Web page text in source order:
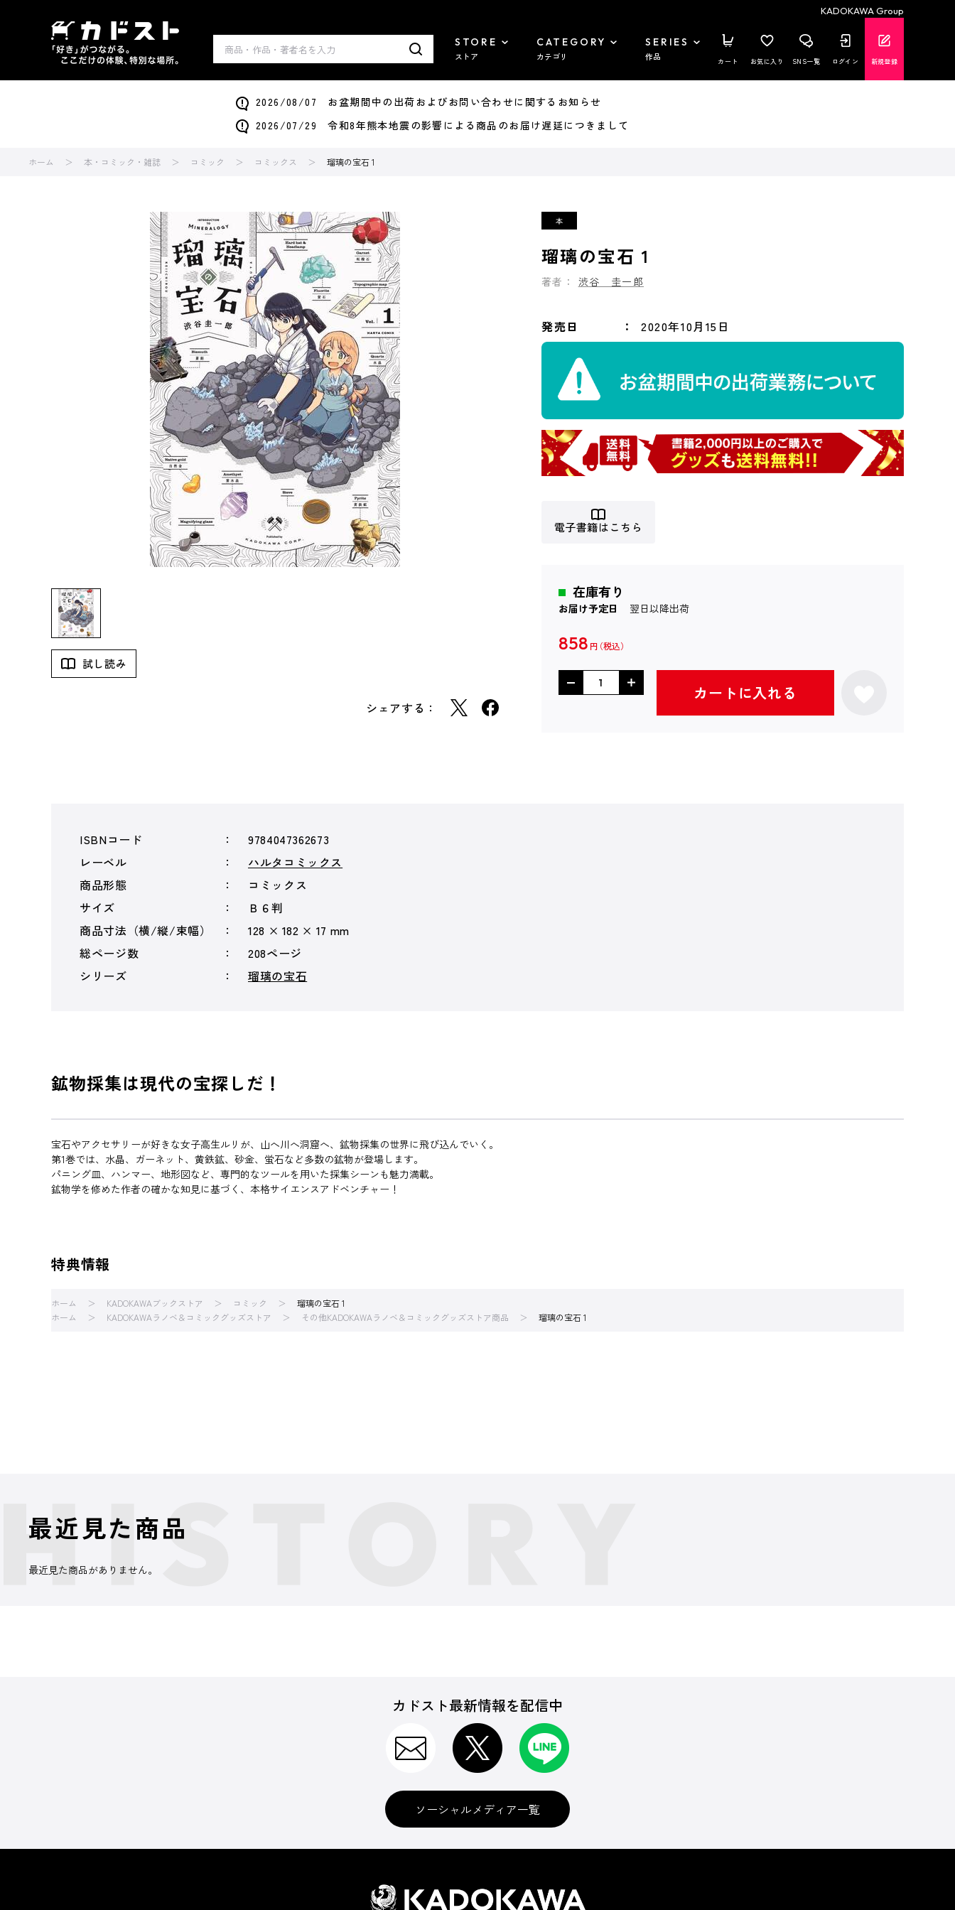
KADOKAWA Group
STORE
ストア
CATEGORY
カテゴリ
SERIES
作品 カート お気に入り SNS一覧 ログイン 新規登録
2026/08/07 お盆期間中の出荷およびお問い合わせに関するお知らせ
2026/07/29 令和8年熊本地震の影響による商品のお届け遅延につきまして
ホーム 本・コミック・雑誌 コミック コミックス 瑠璃の宝石 1
試し読み
シェアする：
瑠璃の宝石 1
著者： 渋谷 圭一郎
発売日 2020年10月15日
電子書籍はこちら
在庫有り
お届け予定日 翌日以降出荷
858 円
カートに入れる
ISBNコード
9784047362673
レーベル
ハルタコミックス
商品形態
コミックス
サイズ
Ｂ６判
商品寸法（横/縦/束幅）
128 × 182 × 17 mm
総ページ数
208ページ
シリーズ
瑠璃の宝石
鉱物採集は現代の宝探しだ！
宝石やアクセサリーが好きな女子高生ルリが、山へ川へ洞窟へ、鉱物採集の世界に飛び込んでいく。
第1巻では、水晶、ガーネット、黄鉄鉱、砂金、蛍石など多数の鉱物が登場します。
パニング皿、ハンマー、地形図など、専門的なツールを用いた採集シーンも魅力満載。
鉱物学を修めた作者の確かな知見に基づく、本格サイエンスアドベンチャー！
特典情報
ホーム KADOKAWAブックストア コミック
瑠璃の宝石 1
ホーム
KADOKAWAラノベ＆コミックグッズストア その他KADOKAWAラノベ＆コミックグッズストア商品 瑠璃の宝石 1
最近見た商品
最近見た商品がありません。
カドスト最新情報を配信中
ソーシャルメディア一覧